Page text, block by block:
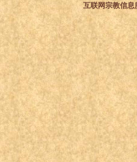
互联网宗教信息服